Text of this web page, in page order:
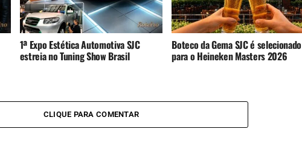
1ª Expo Estética Automotiva SJC
estreia no Tuning Show Brasil
Boteco da Gema SJC é selecionado
para o Heineken Masters 2026
CLIQUE PARA COMENTAR